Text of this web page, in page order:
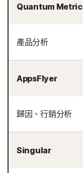
Quantum Metric
產品分析
AppsFlyer
歸因、行銷分析
Singular